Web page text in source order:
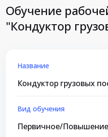
Обучение
"Кондуктор
Название
Кондуктор грузовых
Вид обучения
Первичное/Повышение